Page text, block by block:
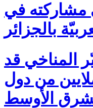
مشاركته في
بالجزائر
المناخي قد
من دول
الأوسط